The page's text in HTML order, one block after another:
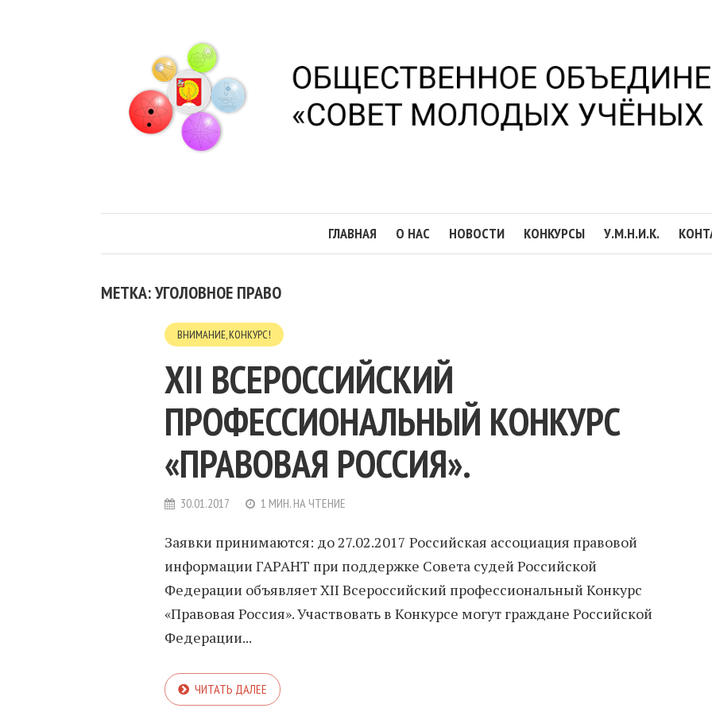
ГЛАВНАЯ О НАС НОВОСТИ КОНКУРСЫ У.М.Н.И.К.
МЕТКА: УГОЛОВНОЕ ПРАВО
ВНИМАНИЕ, КОНКУРС!
XII ВСЕРОССИЙСКИЙ
ПРОФЕССИОНАЛЬНЫЙ КОНКУРС
«ПРАВОВАЯ РОССИЯ».
30.01.2017 1 МИН. НА ЧТЕНИЕ
Заявки принимаются: до 27.02.2017 Российская ассоциация правовой
информации ГАРАНТ при поддержке Совета судей Российской
Федерации объявляет XII Всероссийский профессиональный Конкурс
«Правовая Россия». Участвовать в Конкурсе могут граждане Российской
Федерации...
ЧИТАТЬ ДАЛЕЕ